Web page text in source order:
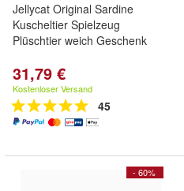
Jellycat Original Sardine
Kuscheltier Spielzeug
Plüschtier weich Geschenk
31,79 €
Kostenloser Versand
45
- 60%